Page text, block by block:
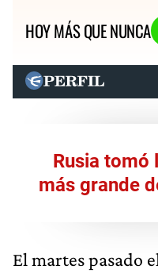
HOY MÁS QUE NUNCA
Rusia tomó
más grande
El martes pasado